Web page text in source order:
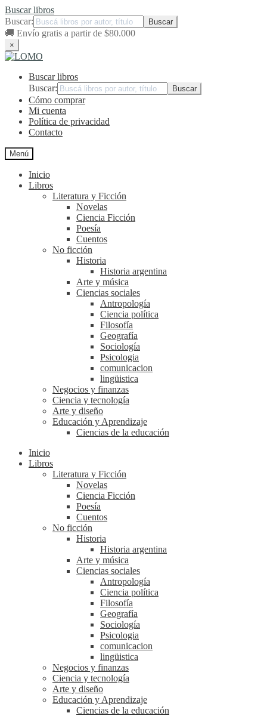
Buscar libros
Buscar:
🚚 Envío gratis a partir de $80.000
×
Ir
navegación
Ir
contenidoBuscar libros
Buscar:
Cómo comprar
Mi cuenta
Política de privacidad
Contacto
Menú
Inicio
Libros
Literatura y Ficción
Novelas
Ciencia Ficción
Poesía
Cuentos
No ficción
Historia
Historia argentina
Arte y música
Ciencias sociales
Antropología
Ciencia política
Filosofía
Geografía
Sociología
Psicologia
comunicacion
lingüistica
Negocios y finanzas
Ciencia y tecnología
Arte y diseño
Educación y Aprendizaje
Ciencias de la educación
Inicio
Libros
Literatura y Ficción
Novelas
Ciencia Ficción
Poesía
Cuentos
No ficción
Historia
Historia argentina
Arte y música
Ciencias sociales
Antropología
Ciencia política
Filosofía
Geografía
Sociología
Psicologia
comunicacion
lingüistica
Negocios y finanzas
Ciencia y tecnología
Arte y diseño
Educación y Aprendizaje
Ciencias de la educación